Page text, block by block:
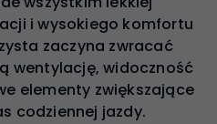
i wysokiego komfortu
zaczyna zwracać
wentylację, widoczność
elementy zwiększające
codziennej jazdy.